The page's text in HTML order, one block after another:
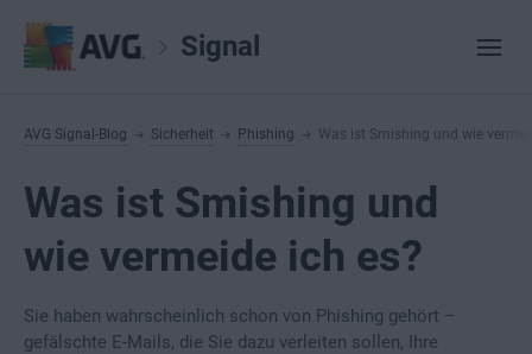
Signal
AVG Signal-Blog Sicherheit Phishing Was ist Smishing und wie
Was ist Smishing und
wie vermeide ich es?
Sie haben wahrscheinlich schon von Phishing gehört –
gefälschte E-Mails, die Sie dazu verleiten sollen, Ihre